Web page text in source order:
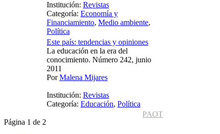
Institución: Revistas
Categoría: Economía y
Financiamiento, Medio ambiente,
Política
Este país: tendencias y opiniones
La educación en la era del
conocimiento. Número 242, junio
2011
PorMalena Mijares
Institución: Revistas
Categoría: Educación, Política
PAOT
Página 1 de 2